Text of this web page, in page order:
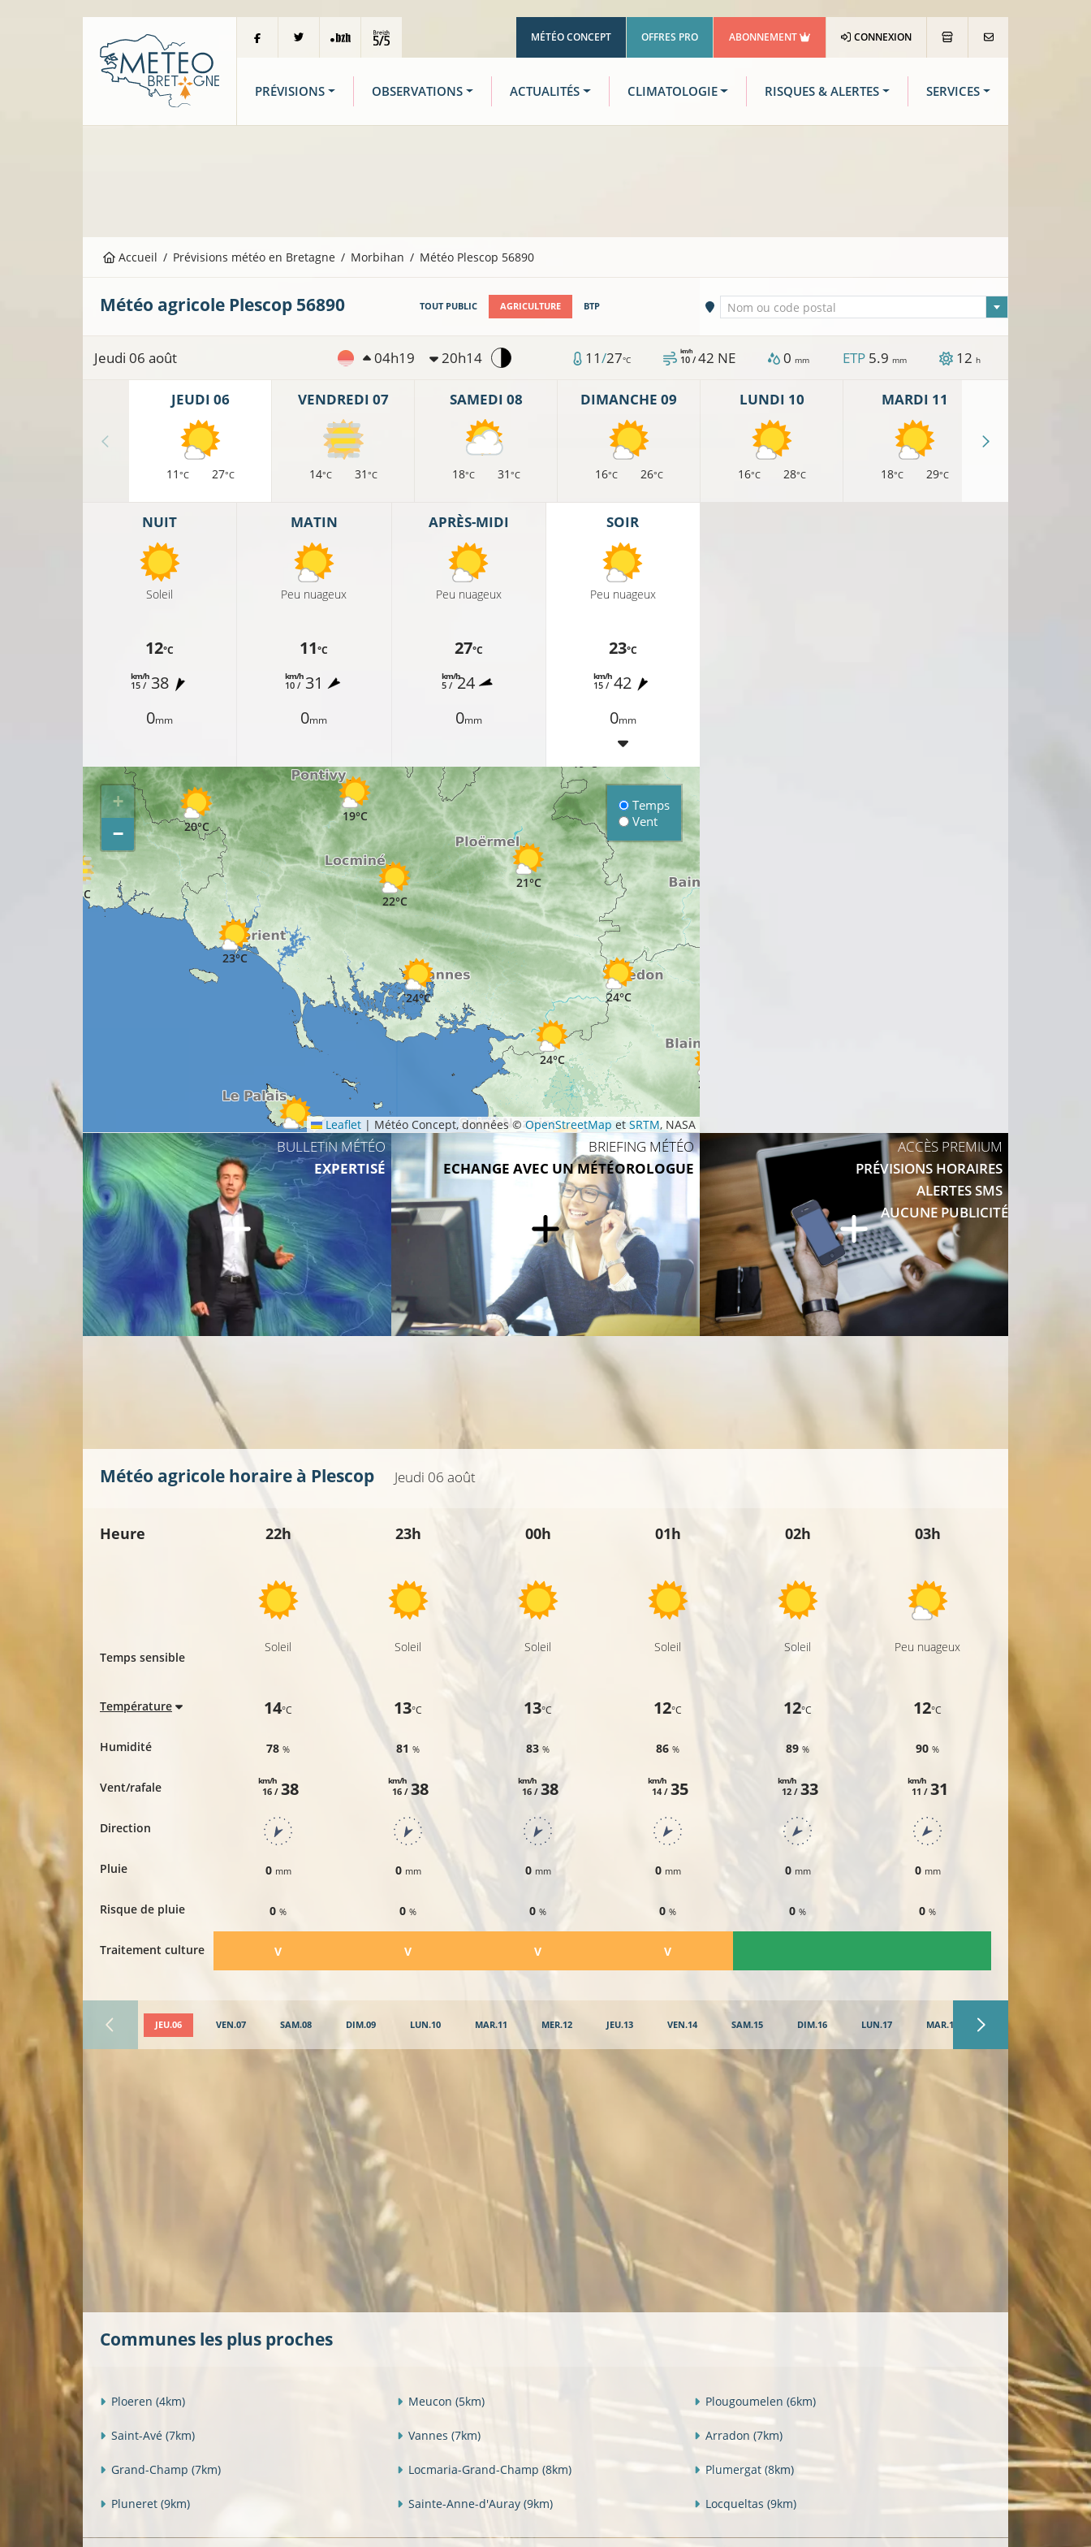
MÉTÉO CONCEPT OFFRES PRO ABONNEMENT CONNEXION
PRÉVISIONS OBSERVATIONS ACTUALITÉS CLIMATOLOGIE RISQUES & ALERTES SERVICES
Accueil Prévisions météo en Bretagne Morbihan Météo Plescop 56890
Météo agricole Plescop 56890 TOUT PUBLIC AGRICULTURE BTP Ville sélectionnée
Nom ou code postal
Jeudi 06 août 04h19 20h14 11/27°C 10 /
km/h 42 NE 0 mm ETP 5.9 mm 12 h
JEUDI 06
11 °C 27°C
VENDREDI 07
14°C 31 °C
SAMEDI 08
18°C 31 °C
DIMANCHE 09
16°C 26°C
LUNDI 10
16°C 28°C
MARDI 11
18°C 29°C
NUIT
Soleil
12°C
15 /
km/h 38
0mm
MATIN
Peu nuageux
11°C
10 /
km/h 31
0mm
APRÈS-MIDI
Peu nuageux
27°C
5 /
km/h24
0mm
SOIR
Peu nuageux
23°C
15 /
km/h42
0mm
20°C
22°C
23°C
22°C
21°C
19°C
24°C
24°C
21°C
18°C
18°C
16°C
24°C
18°C
19°C
25°C
26°C
26°C
27°C
26°C
24°C
+
−
Temps
Vent
Leaflet | Météo Concept, données ©OpenStreetMapetSRTM, NASA
BULLETIN MÉTÉO
EXPERTISÉ
BRIEFING MÉTÉO
ECHANGE AVEC UN MÉTÉOROLOGUE
ACCÈS PREMIUM
PRÉVISIONS HORAIRES
ALERTES SMS
AUCUNE PUBLICITÉ
Météo agricole horaire à Plescop Jeudi 06 août
Heure
Temps sensible
Température
Humidité
Vent/rafale
Direction
Pluie
Risque de pluie
Traitement culture
22h
Soleil
14°C
78%
16 /
km/h 38
0 mm
0%
​V
23h
Soleil
13°C
81%
16 /
km/h 38
0 mm
0%
​V
00h
Soleil
13°C
83%
16 /
km/h 38
0 mm
0%
​V
01h
Soleil
12°C
86%
14 /
km/h 35
0 mm
0%
​V
02h
Soleil
12°C
89%
12 /
km/h 33
0 mm
0%
03h
Peu nuageux
12°C
90%
11 /
km/h 31
0 mm
0%
JEU.06 VEN.07 SAM.08 DIM.09 LUN.10 MAR.11 MER.12 JEU.13 VEN.14 SAM.15 DIM.16 LUN.17 MAR.18
Communes les plus proches
Ploeren (4km) Meucon (5km) Plougoumelen (6km)
Saint-Avé (7km) Vannes (7km) Arradon (7km)
Grand-Champ (7km) Locmaria-Grand-Champ (8km) Plumergat (8km)
Pluneret (9km) Sainte-Anne-d'Auray (9km) Locqueltas (9km)